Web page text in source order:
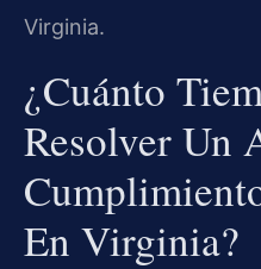
Virginia.
¿Cuánto
Resolver Un
En Virginia?